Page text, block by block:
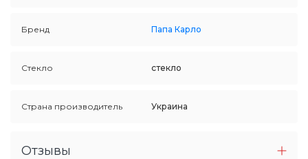
Бренд Папа Карло
Стекло стекло
Страна производитель Украина
Отзывы